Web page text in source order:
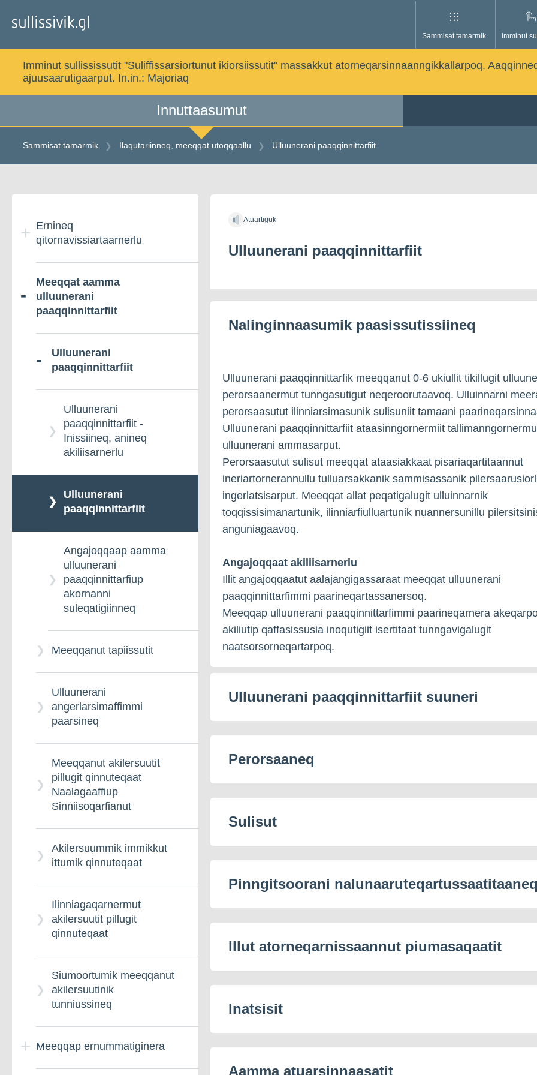
Sammisat tamarmik Imminut
Imminut sullississutit "Suliffissarsiortunut ikiorsiissutit" massakkut atorneqarsinnaanngikkallarpoq.
ajuusaarutigaarput. In.in.: Majoriaq
Innuttaasumut
Sammisat tamarmik Ilaqutariinneq, meeqqat utoqqaallu Ulluunerani paaqqinnittarfiit
indholdetErnineq
qitornavissiartaarnerlu
Qitornavissiartaarneq
sulinngiffeqartarneq
Meeqqat aamma
ulluunerani
paaqqinnittarfiit
Ulluunerani
paaqqinnittarfiit
Ulluunerani
paaqqinnittarfiit -
Inissiineq, anineq
akiliisarnerlu
Ulluunerani
paaqqinnittarfiit
Angajoqqaap aamma
ulluunerani
paaqqinnittarfiup
akornanni
suleqatigiinneq
Meeqqanut tapiissutit
Ulluunerani
angerlarsimaffimmi
paarsineq
Meeqqanut akilersuutit
pillugit qinnuteqaat
Naalagaaffiup
Sinniisoqarfianut
Akilersuummik immikkut
ittumik qinnuteqaat
Ilinniagaqarnermut
akilersuutit pillugit
qinnuteqaat
Siumoortumik meeqqanut
akilersuutinik
tunniussineq
Meeqqap ernummatiginera
Atuartiguk
Ulluunerani paaqqinnittarfiit
Nalinginnaasumik paasissutissiineq
Ulluunerani paaqqinnittarfik meeqqanut 0-6 ukiullit tikillugit
perorsaanermut tunngasutigut neqeroorutaavoq. Ulluinnarni
perorsaasutut ilinniarsimasunik sulisuniit tamaani
Ulluunerani paaqqinnittarfiit ataasinngornermiit
ulluunerani ammasarput.
Perorsaasutut sulisut meeqqat ataasiakkaat pisariaqartitaannut
ineriartornerannullu tulluarsakkanik sammisassanik
ingerlatsisarput. Meeqqat allat peqatigalugit ulluinnarnik
toqqissisimanartunik, ilinniarfiulluartunik nuannersunillu
anguniagaavoq.
Angajoqqaat akiliisarnerlu
Illit angajoqqaatut aalajangigassaraat meeqqat ulluunerani
paaqqinnittarfimmi paarineqartassanersoq.
Meeqqap ulluunerani paaqqinnittarfimmi paarineqarnera
akiliutip qaffasissusia inoqutigiit isertitaat tunngavigalugit
naatsorsorneqartarpoq.
Ulluunerani paaqqinnittarfiit suuneri
Perorsaaneq
Sulisut
Pinngitsoorani
Illut atorneqarnissaannut piumasaqaatit
Inatsisit
Aamma atuarsinnaasatit